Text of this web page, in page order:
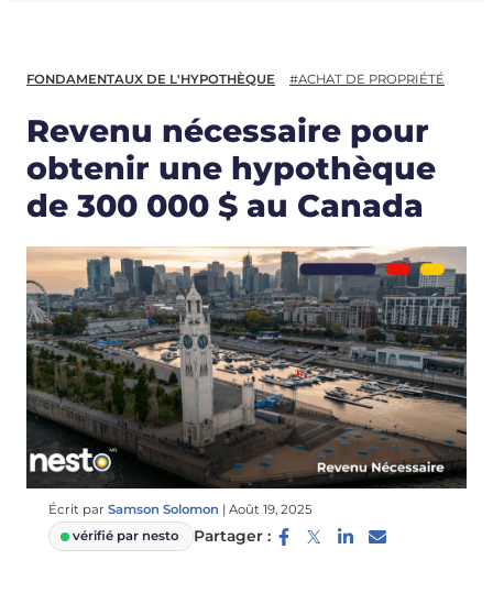
FONDAMENTAUX DE L'HYPOTHÈQUE #ACHAT DE PROPRIÉTÉ
Revenu nécessaire pour
obtenir une hypothèque
de 300 000 $ au Canada
Écrit par Samson Solomon | Août 19, 2025
vérifié par nesto
Partager :